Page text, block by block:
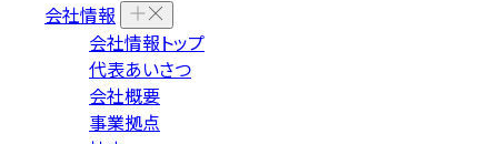
会社情報
会社情報トップ
代表あいさつ
会社概要
事業拠点